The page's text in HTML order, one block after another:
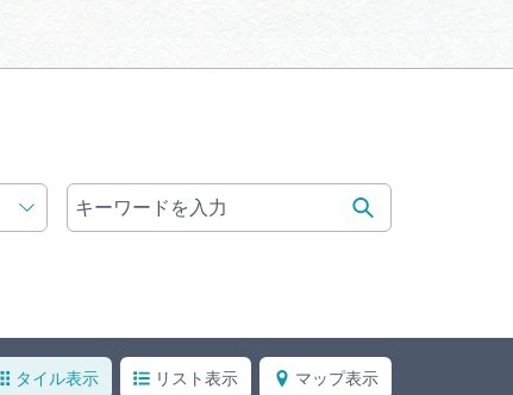
お問い合わせ
タイル表示 リスト表示 マップ表示